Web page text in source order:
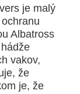
je malý
Albatross
vakov,
že
je, že